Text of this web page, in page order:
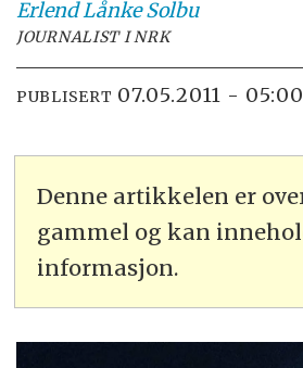
ErlendLånke Solbu
JOURNALIST I NRK
PUBLISERT 07.05.2011 - 05:00
Denne artikkelen er
gammel og kan
informasjon.